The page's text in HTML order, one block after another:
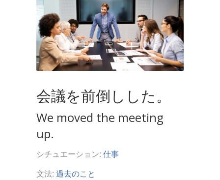
会議を前倒しした。
We moved the meeting
up.
シチュエーション: 仕事
文法: 過去のこと